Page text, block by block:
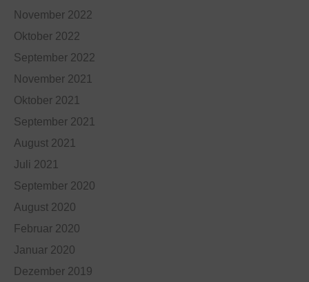
November 2022
Oktober 2022
September 2022
November 2021
Oktober 2021
September 2021
August 2021
Juli 2021
September 2020
August 2020
Februar 2020
Januar 2020
Dezember 2019